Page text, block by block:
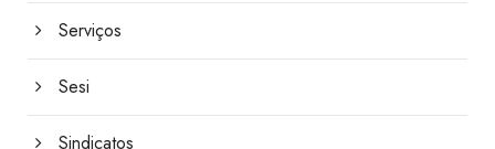
Serviços
Sesi
Sindicatos